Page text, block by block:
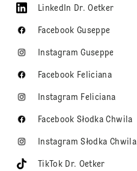
LinkedIn Dr. Oetker
Facebook Guseppe
Instagram Guseppe
Facebook Feliciana
Instagram Feliciana
Facebook Słodka Chwila
Instagram Słodka Chwila
TikTok Dr. Oetker